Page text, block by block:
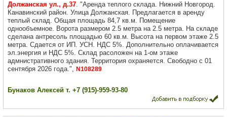
Должанская ул., д.37. "Аренда теплого склада. Нижний Новгород.
Канавинский район. Улица Должанская. Предлагается в аренду
теплый склад. Общая площадь 84,7 кв.м. Помещение
однообъемное. Ворота размером 2.5 метра на 2.5 метра. На складе
сделана антресоль площадью 60 кв.м. Высота на первом этаже 2.5
метра. Сдается от ИП. УСН. НДС 5%. Дополнительно оплачивается
эл.энергия и НДС 5%. Склад расоложен на 1-ом этаже
адмнистративного здания. Территория охраняется. Свободно с 01
сентября 2026 года.", N108289
Бунаков Алексей т. +7 (915)-959-93-80